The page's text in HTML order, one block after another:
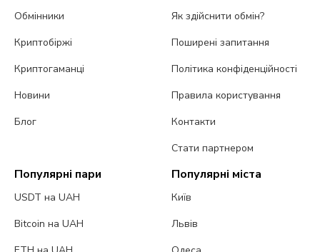
Обмінники
Криптобіржі
Криптогаманці
Новини
Блог
Як здійснити обмін?
Поширені запитання
Політика конфіденційності
Правила користування
Контакти
Стати партнером
Популярні пари
USDT на UAH
Bitcoin на UAH
Популярні міста
Київ
Львів